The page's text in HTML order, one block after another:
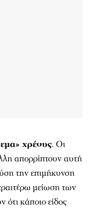
χρέους. Οι
απορρίπτουν αυτή
την επιμήκυνση
μείωση των
ότι κάποιο είδος